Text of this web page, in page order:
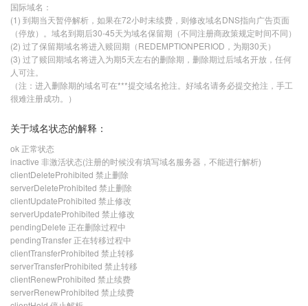
国际域名：
(1) 到期当天暂停解析，如果在72小时未续费，则修改域名DNS指向广告页面
（停放）。域名到期后30-45天为域名保留期（不同注册商政策规定时间不同）
(2) 过了保留期域名将进入赎回期（REDEMPTIONPERIOD，为期30天）
(3) 过了赎回期域名将进入为期5天左右的删除期，删除期过后域名开放，任何
人可注。
（注：进入删除期的域名可在***提交域名抢注。好域名请务必提交抢注，手工
很难注册成功。）
关于域名状态的解释：
ok 正常状态
inactive 非激活状态(注册的时候没有填写域名服务器，不能进行解析)
clientDeleteProhibited 禁止删除
serverDeleteProhibited 禁止删除
clientUpdateProhibited 禁止修改
serverUpdateProhibited 禁止修改
pendingDelete 正在删除过程中
pendingTransfer 正在转移过程中
clientTransferProhibited 禁止转移
serverTransferProhibited 禁止转移
clientRenewProhibited 禁止续费
serverRenewProhibited 禁止续费